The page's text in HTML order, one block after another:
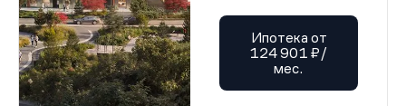
Ипотека от
124 901 ₽/
мес.